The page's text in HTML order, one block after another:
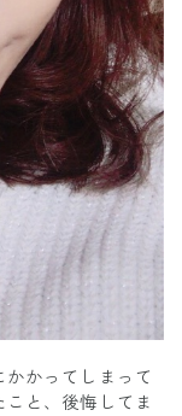
かってしまって
と、後悔してま